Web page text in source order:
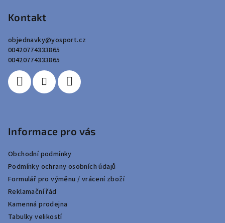
Kontakt
objednavky@yosport.cz
00420774333865
00420774333865
Informace pro vás
Obchodní podmínky
Podmínky ochrany osobních údajů
Formulář pro výměnu / vrácení zboží
Reklamační řád
Kamenná prodejna
Tabulky velikostí